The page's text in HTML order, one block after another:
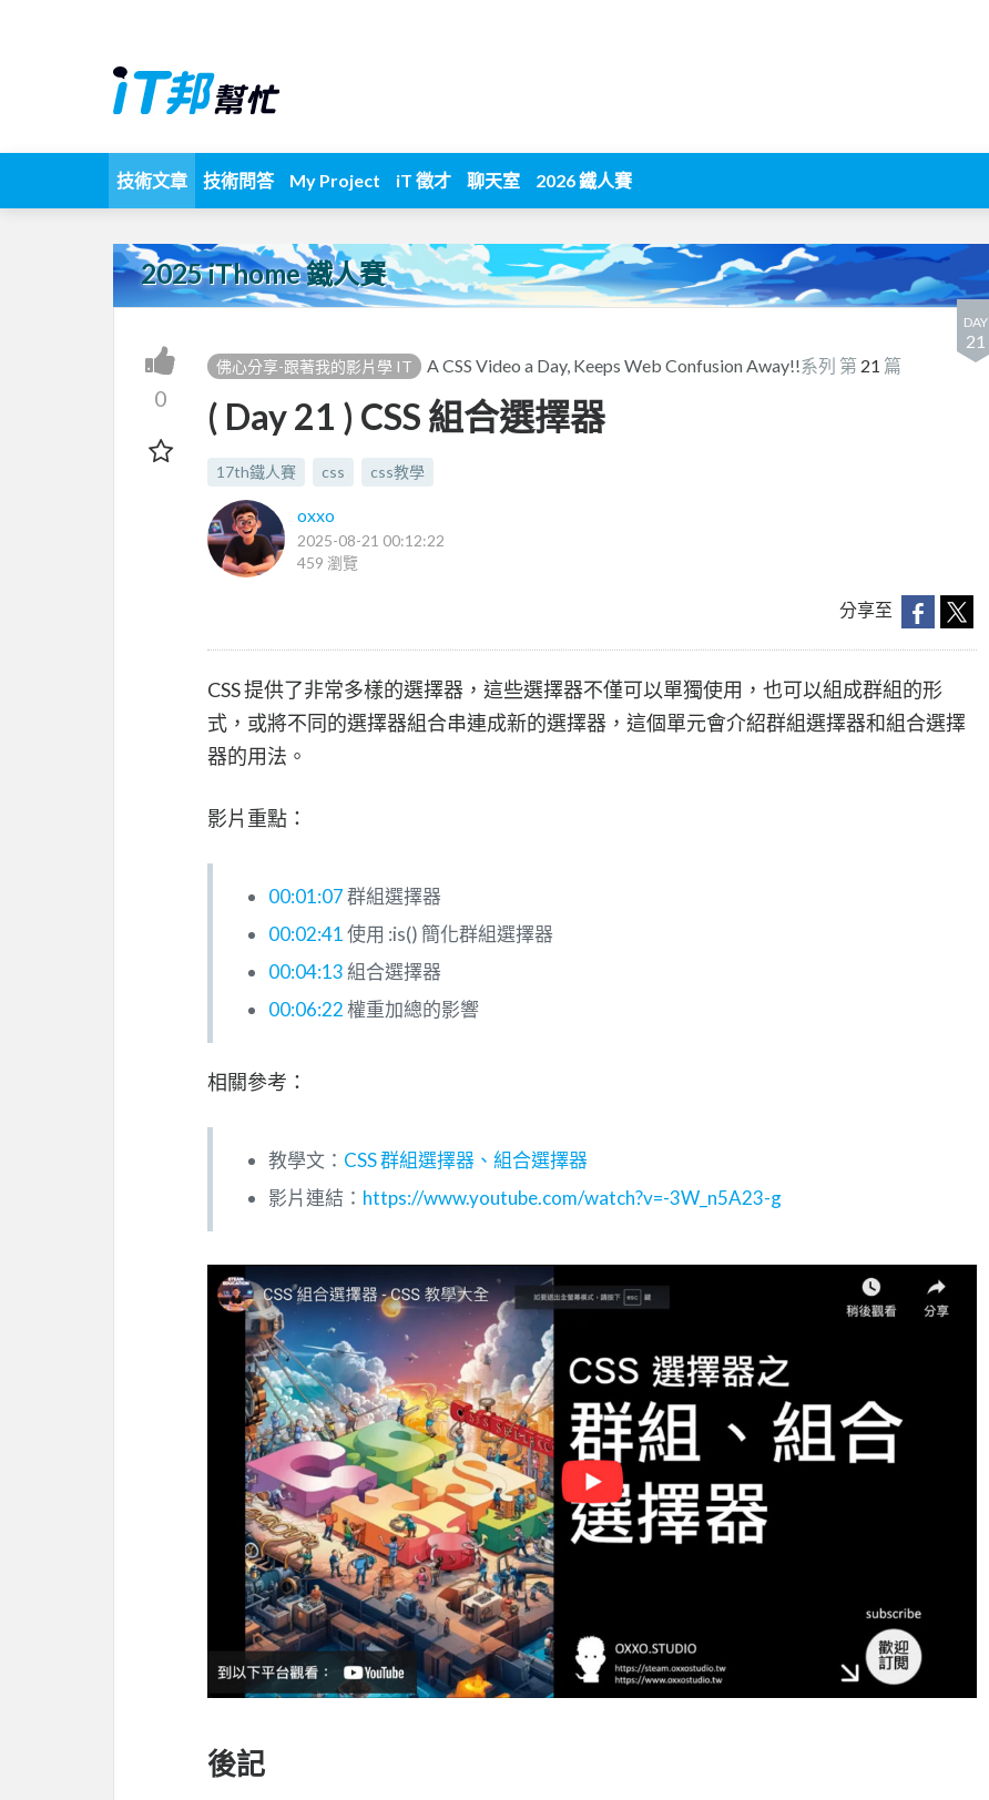
技術文章 技術問答 My Project iT 徵才 聊天室 2026 鐵人賽
2025 iThome 鐵人賽
DAY
21
0
佛心分享-跟著我的影片學 IT A CSS Video a Day, Keeps Web Confusion Away!!系列 第 21 篇
( Day 21 ) CSS 組合選擇器
17th鐵人賽 css css教學
oxxo
2025-08-21 00:12:22
459 瀏覽
分享至
CSS 提供了非常多樣的選擇器，這些選擇器不僅可以單獨使用，也可以組成群組的形
式，或將不同的選擇器組合串連成新的選擇器，這個單元會介紹群組選擇器和組合選擇
器的用法。
影片重點：
00:01:07群組選擇器
00:02:41使用 :is() 簡化群組選擇器
00:04:13 組合選擇器
00:06:22權重加總的影響
相關參考：
教學文： CSS 群組選擇器、組合選擇器
影片連結： https://www.youtube.com/watch?v=-3W_n5A23-g
後記